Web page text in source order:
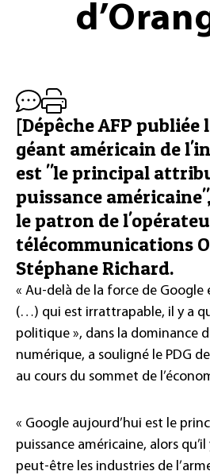
[Dépêche AFP publiée
géant américain de
est "le principal
puissance
le patron de
télécommunications
Stéphane Richard.
« Au-delà de la force de
(…) qui est irrattrapable, il y a
politique », dans la dominance
numérique, a souligné le PDG
au cours du sommet de
« Google aujourd’hui est le
puissance américaine, alors
peut-être les industries de